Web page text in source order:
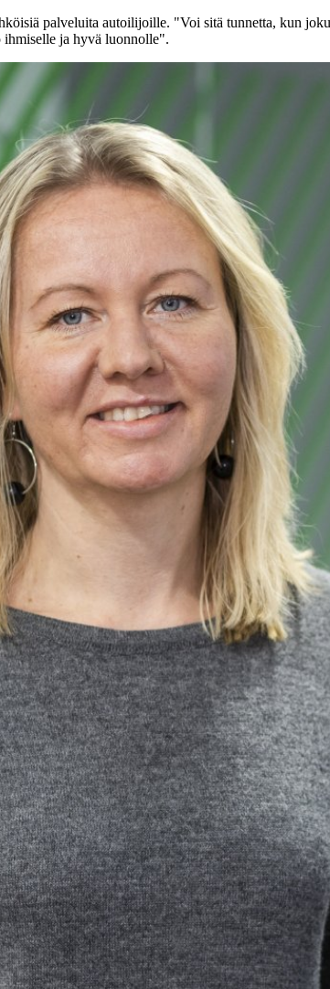
palveluita autoilijoille. "Voi sitä tunnetta, kun
ihmiselle ja hyvä luonnolle".